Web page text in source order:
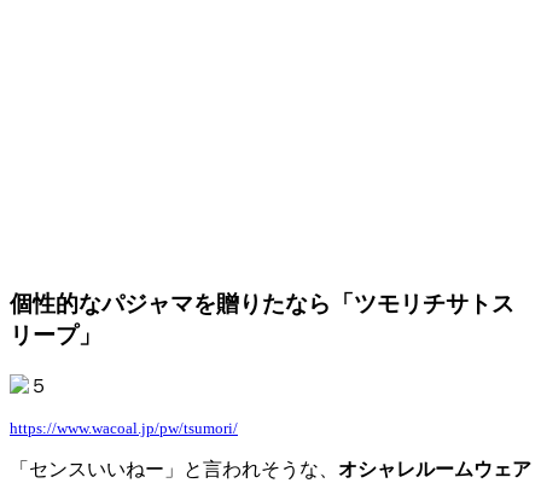
個性的なパジャマを贈りたなら「ツモリチサトス
リープ」
https://www.wacoal.jp/pw/tsumori/
「センスいいねー」と言われそうな、 オシャレルームウェア